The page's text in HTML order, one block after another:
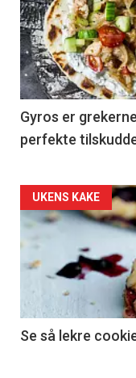
Gyros er
perfekte
Forsiden
akkurat
nå
2
UKENS KAKE
Se så lekre